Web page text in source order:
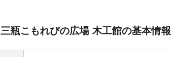
三瓶こもれびの広場 木工館の基本情報